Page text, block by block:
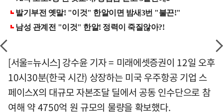
[서울=뉴시스] 강수윤 기자 = 미래에셋증권이 12일 오후
10시30분(한국 시간) 상장하는 미국 우주항공 기업 스
페이스X의 대규모 자본조달 딜에서 공동 인수단으로 참
여해 약 4750억 원 규모의 물량을 확보했다.